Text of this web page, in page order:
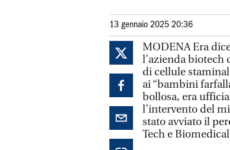
13 gennaio 2025 20:36
MODENA Era
l’azienda biotech
di cellule
ai “bambini
bollosa, era
l’intervento del
stato avviato il
Tech e